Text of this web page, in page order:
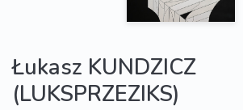
Łukasz KUNDZICZ
(LUKSPRZEZIKS)